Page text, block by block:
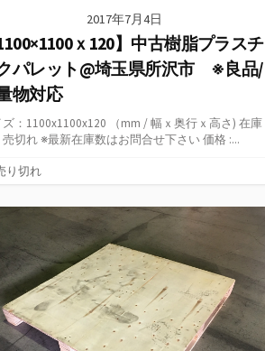
2017年7月4日
1100×1100ｘ120】中古樹脂プラスチ
パレット@埼玉県所沢市 ※良品/
物対応
：1100x1100x120 （mm / 幅ｘ奥行ｘ高さ) 在庫
切れ ※最新在庫数はお問合せ下さい 価格 :...
り切れ